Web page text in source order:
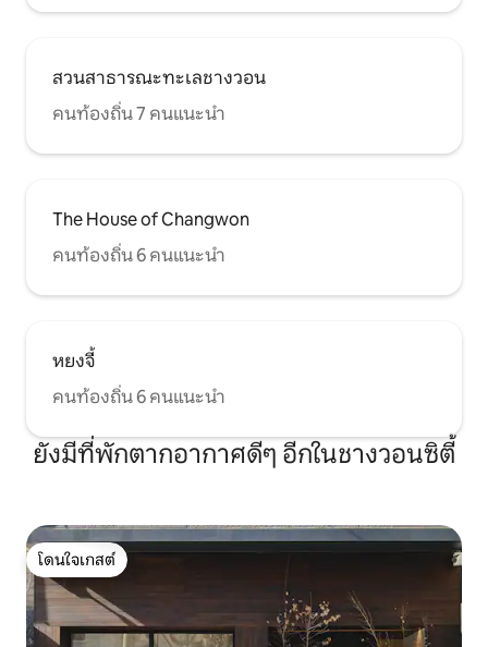
สวนสาธารณะทะเลชางวอน
คนท้องถิ่น 7 คนแนะนำ
The House of Changwon
คนท้องถิ่น 6 คนแนะนำ
หยงจี้
คนท้องถิ่น 6 คนแนะนำ
ยังมีที่พักตากอากาศดีๆ อีกในชางวอนซิตี้
โดนใจเกสต์
โดนใจเกสต์